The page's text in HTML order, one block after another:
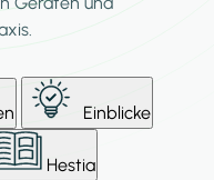
Einblicke
Hestia